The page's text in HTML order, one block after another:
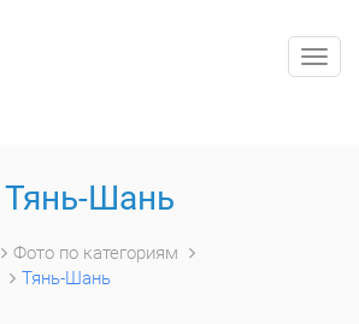
Тянь-Шань
Фото по категориям
Тянь-Шань